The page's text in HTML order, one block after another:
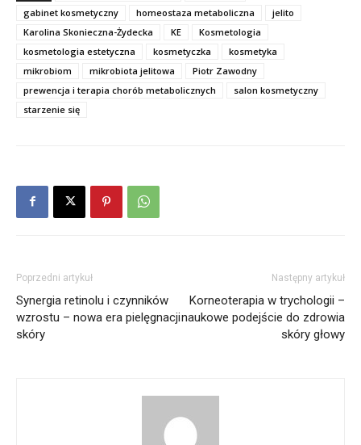
gabinet kosmetyczny
homeostaza metaboliczna
jelito
Karolina Skonieczna-Żydecka
KE
Kosmetologia
kosmetologia estetyczna
kosmetyczka
kosmetyka
mikrobiom
mikrobiota jelitowa
Piotr Zawodny
prewencja i terapia chorób metabolicznych
salon kosmetyczny
starzenie się
Poprzedni artykuł
Synergia retinolu i czynników
wzrostu – nowa era pielęgnacji
skóry
Następny artykuł
Korneoterapia w trychologii –
naukowe podejście do zdrowia
skóry głowy